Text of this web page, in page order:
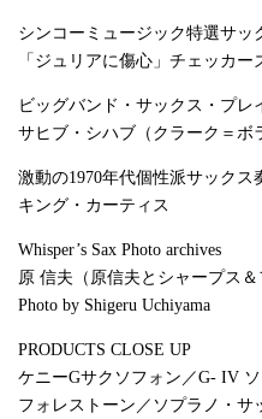
シンコーミュージック特選サッ
「ジュリアに傷心」チェッカー
ビッグバンド・サックス・プレ
サヒブ・シハブ（クラーク＝ボ
激動の1970年代個性派サックス
キング・カーティス
Whisper’s Sax Photo archives
原 信夫（原信夫とシャープス＆
Photo by Shigeru Uchiyama
PRODUCTS CLOSE UP
ケニーGサクソフォン／G- IV
フォレストーン／ソプラノ・サ